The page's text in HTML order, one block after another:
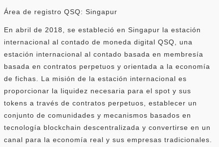
Área de registro QSQ: Singapur
En abril de 2018, se estableció en Singapur la estación
internacional al contado de moneda digital QSQ, una
estación internacional al contado basada en membresía
basada en contratos perpetuos y orientada a la economía
de fichas. La misión de la estación internacional es
proporcionar la liquidez necesaria para el spot y sus
tokens a través de contratos perpetuos, establecer un
conjunto de comunidades y mecanismos basados ​​en
tecnología blockchain descentralizada y convertirse en un
canal para la economía real y sus empresas tradicionales.